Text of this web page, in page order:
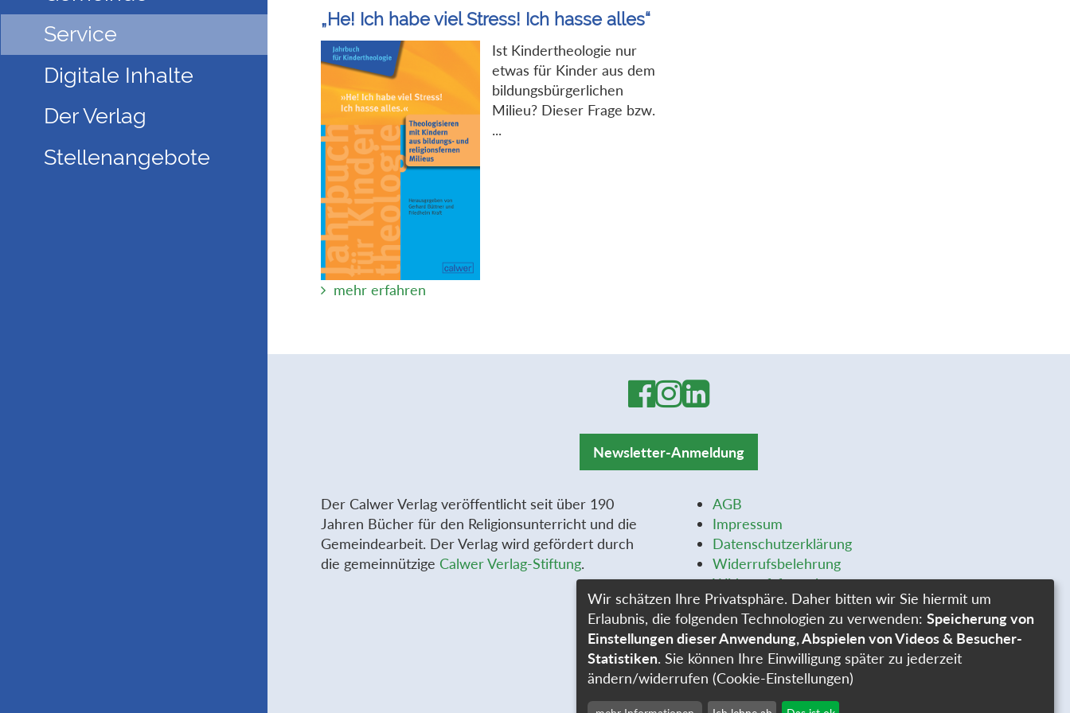
Service
Digitale Inhalte
Der Verlag
Stellenangebote
„He! Ich habe viel Stress! Ich hasse alles“
Ist Kindertheologie nur
etwas für Kinder aus dem
bildungsbürgerlichen
Milieu? Dieser Frage bzw.
...
mehr erfahren
Newsletter-Anmeldung
Der Calwer Verlag veröffentlicht seit über 190
Jahren Bücher für den Religionsunterricht und die
Gemeindearbeit. Der Verlag wird gefördert durch
die gemeinnützige Calwer Verlag-Stiftung.
AGB
Impressum
Datenschutzerklärung
Widerrufsbelehrung
Widerrufsformular
Stellenangebote
Cookie-Einstellungen
Wir schätzen Ihre Privatsphäre. Daher bitten wir Sie hiermit um
Erlaubnis, die folgenden Technologien zu verwenden: Speicherung von
Einstellungen dieser Anwendung, Abspielen von Videos & Besucher-
Statistiken. Sie können Ihre Einwilligung später zu jederzeit
ändern/widerrufen (Cookie-Einstellungen)